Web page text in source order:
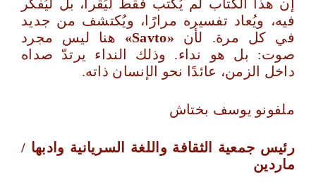
إن هذا الكتاب لم يُكتب فقط ليُقرأ، بل ليُفكَّر
فيه، ويُعاد تفسيره مرارًا، ويُكتشف من جديد
في كل مرة. لأن «
Savto
» هنا ليس مجرد
صوت: بل هو نداء. وذلك النداء يرتدّ صداه
داخل الزمن، عائدًا نحو الإنسان ذاته.
ملفونو يوسف بختاش
رئيس جمعية الثقافة واللغة السريانية وادبها /
ماردين